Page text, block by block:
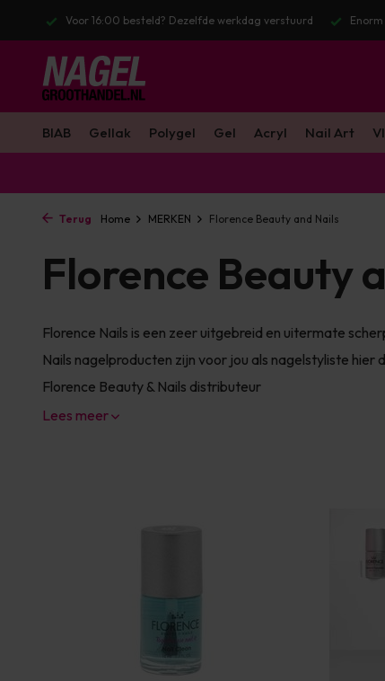
Enorm assortiment & alle bekende merken Gratis
BIAB Gellak Polygel Gel Acryl Nail Art
Terug Home MERKEN Florence Beauty and Nails
Florence Beauty
Florence Nails is een zeer uitgebreid en uitermate
Nails nagelproducten zijn voor jou als nagelstyliste
Florence Beauty & Nails distributeur
Lees meer